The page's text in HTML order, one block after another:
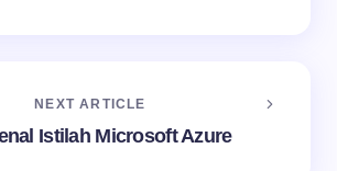
NEXT ARTICLE
Istilah Microsoft Azure